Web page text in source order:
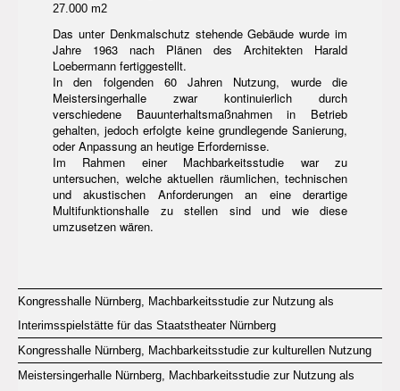
27.000 m2
Das unter Denkmalschutz stehende Gebäude wurde im
Jahre 1963 nach Plänen des Architekten Harald
Loebermann fertiggestellt.
In den folgenden 60 Jahren Nutzung, wurde die
Meistersingerhalle zwar kontinuierlich durch
verschiedene Bauunterhaltsmaßnahmen in Betrieb
gehalten, jedoch erfolgte keine grundlegende Sanierung,
oder Anpassung an heutige Erfordernisse.
Im Rahmen einer Machbarkeitsstudie war zu
untersuchen, welche aktuellen räumlichen, technischen
und akustischen Anforderungen an eine derartige
Multifunktionshalle zu stellen sind und wie diese
umzusetzen wären.
Kongresshalle Nürnberg, Machbarkeitsstudie zur Nutzung als
Interimsspielstätte für das Staatstheater Nürnberg
Kongresshalle Nürnberg, Machbarkeitsstudie zur kulturellen Nutzung
Meistersingerhalle Nürnberg, Machbarkeitsstudie zur Nutzung als